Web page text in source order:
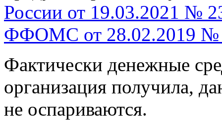
России от 19.03.2021 №
ФФОМС от 28.02.2019 №
Фактически денежные
организация получила,
не оспариваются.